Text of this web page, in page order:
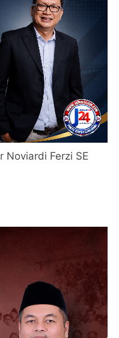
Noviardi Ferzi SE